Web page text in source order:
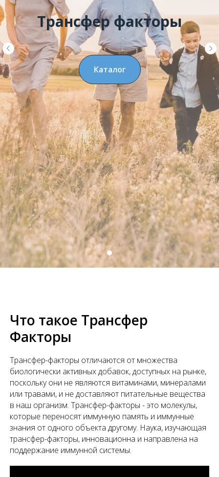
Трансфер факторы
Каталог
Что такое Трансфер
Факторы
Трансфер-факторы отличаются от множества
биологически активных добавок, доступных на рынке,
поскольку они не являются витаминами, минералами
или травами, и не доставляют питательные вещества
в наш организм. Трансфер-факторы - это молекулы,
которые переносят иммунную память и иммунные
знания от одного объекта другому. Наука, изучающая
трансфер-факторы, инновационна и направлена на
поддержание иммунной системы.